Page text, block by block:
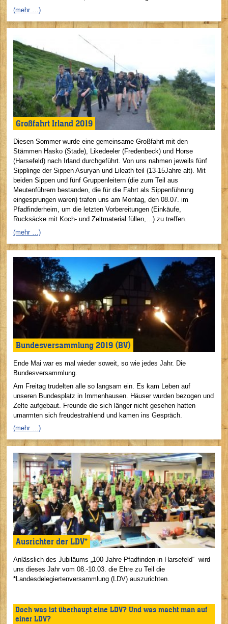
(mehr …)
Großfahrt Irland 2019
Diesen Sommer wurde eine gemeinsame Großfahrt mit den
Stämmen Hasko (Stade), Likedeeler (Fredenbeck) und Horse
(Harsefeld) nach Irland durchgeführt. Von uns nahmen jeweils fünf
Sipplinge der Sippen Asuryan und Lileath teil (13-15Jahre alt). Mit
beiden Sippen und fünf Gruppenleitern (die zum Teil aus
Meutenführern bestanden, die für die Fahrt als Sippenführung
eingesprungen waren) trafen uns am Montag, den 08.07. im
Pfadfinderheim, um die letzten Vorbereitungen (Einkäufe,
Rucksäcke mit Koch- und Zeltmaterial füllen,…) zu treffen.
(mehr …)
Bundesversammlung 2019 (BV)
Ende Mai war es mal wieder soweit, so wie jedes Jahr. Die
Bundesversammlung.
Am Freitag trudelten alle so langsam ein. Es kam Leben auf
unseren Bundesplatz in Immenhausen. Häuser wurden bezogen und
Zelte aufgebaut. Freunde die sich länger nicht gesehen hatten
umarmten sich freudestrahlend und kamen ins Gespräch.
(mehr …)
Ausrichter der LDV*
Anlässlich des Jubiläums „100 Jahre Pfadfinden in Harsefeld“ wird
uns dieses Jahr vom 08.-10.03. die Ehre zu Teil die
*Landesdelegiertenversammlung (LDV) auszurichten.
Doch was ist überhaupt eine LDV? Und was macht man auf
einer LDV?